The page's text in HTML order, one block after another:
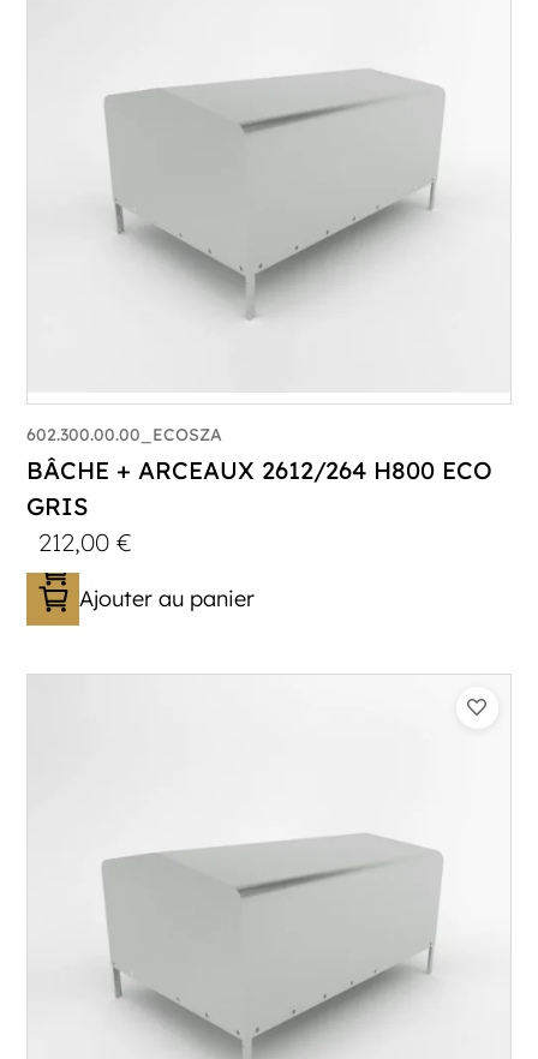
602.300.00.00_ECOSZA
BÂCHE + ARCEAUX 2612/264 H800 ECO
GRIS
212,00€
Ajouter au panier